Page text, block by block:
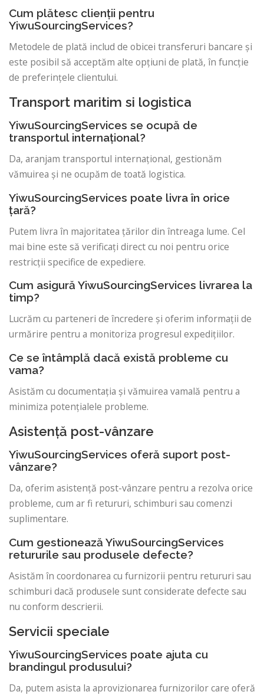
Cum plătesc clienții pentru
YiwuSourcingServices?
Metodele de plată includ de obicei transferuri bancare și
este posibil să acceptăm alte opțiuni de plată, în funcție
de preferințele clientului.
Transport maritim si logistica
YiwuSourcingServices se ocupă de
transportul internațional?
Da, aranjam transportul internațional, gestionăm
vămuirea și ne ocupăm de toată logistica.
YiwuSourcingServices poate livra în orice
țară?
Putem livra în majoritatea țărilor din întreaga lume. Cel
mai bine este să verificați direct cu noi pentru orice
restricții specifice de expediere.
Cum asigură YiwuSourcingServices livrarea la
timp?
Lucrăm cu parteneri de încredere și oferim informații de
urmărire pentru a monitoriza progresul expedițiilor.
Ce se întâmplă dacă există probleme cu
vama?
Asistăm cu documentația și vămuirea vamală pentru a
minimiza potențialele probleme.
Asistență post-vânzare
YiwuSourcingServices oferă suport post-
vânzare?
Da, oferim asistență post-vânzare pentru a rezolva orice
probleme, cum ar fi retururi, schimburi sau comenzi
suplimentare.
Cum gestionează YiwuSourcingServices
retururile sau produsele defecte?
Asistăm în coordonarea cu furnizorii pentru retururi sau
schimburi dacă produsele sunt considerate defecte sau
nu conform descrierii.
Servicii speciale
YiwuSourcingServices poate ajuta cu
brandingul produsului?
Da, putem asista la aprovizionarea furnizorilor care oferă